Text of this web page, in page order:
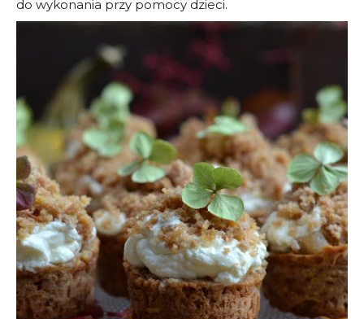
do wykonania przy pomocy dzieci.